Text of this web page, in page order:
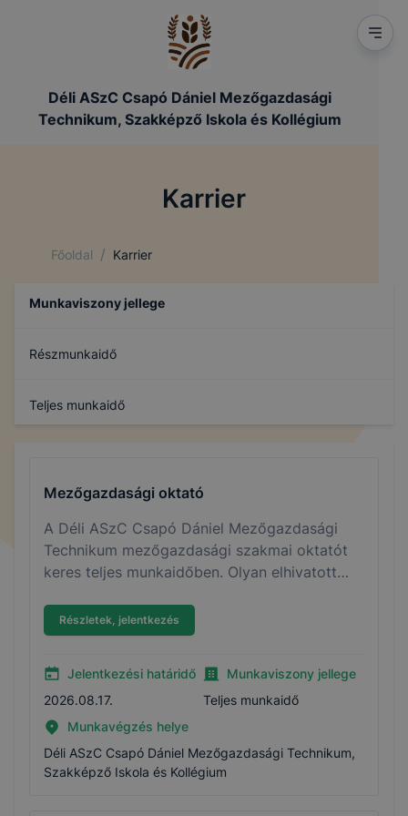
Déli ASzC Csapó Dániel Mezőgazdasági
Technikum, Szakképző Iskola és Kollégium
Karrier
Főoldal / Karrier
Munkaviszony jellege
Részmunkaidő
Teljes munkaidő
Mezőgazdasági oktató
A Déli ASzC Csapó Dániel Mezőgazdasági
Technikum mezőgazdasági szakmai oktatót
keres teljes munkaidőben. Olyan elhivatott
tudását szívesen adná át a következő
agrárnemzedéknek. A részletes pályázati
álláshirdetésben olvasható.
Részletek, jelentkezés
Jelentkezési határidő
2026.08.17.
Munkaviszony jellege
Teljes munkaidő
Munkavégzés helye
Déli ASzC Csapó Dániel Mezőgazdasági Technikum,
Szakképző Iskola és Kollégium